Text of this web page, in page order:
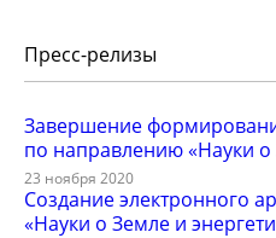
Пресс-релизы
Завершение
по направлению «Науки о
23 ноября 2020
Создание электронного
«Науки о Земле и